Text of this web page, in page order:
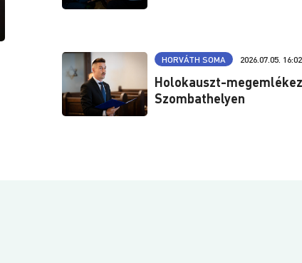
HORVÁTH SOMA 2026.07.05. 16:02
Holokauszt-
Szombathelyen